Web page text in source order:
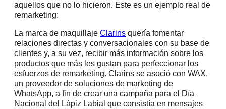
aquellos que no lo hicieron. Este es un ejemplo real de
remarketing:
La marca de maquillaje Clarins quería fomentar
relaciones directas y conversacionales con su base de
clientes y, a su vez, recibir más información sobre los
productos que más les gustan para perfeccionar los
esfuerzos de remarketing. Clarins se asoció con WAX,
un proveedor de soluciones de marketing de
WhatsApp, a fin de crear una campaña para el Día
Nacional del Lápiz Labial que consistía en mensajes